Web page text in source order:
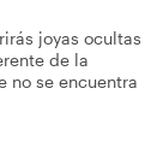
joyas ocultas
de la
no se encuentra